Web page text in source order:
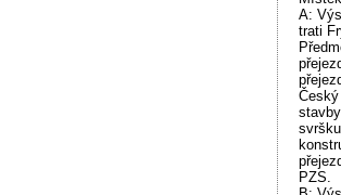
A:
trati
PZS.